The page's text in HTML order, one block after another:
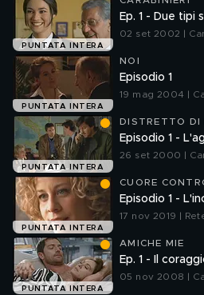
PUNTATA INTERA
Ep. 1 - Due tipi
02 set 2002 |
PUNTATA INTERA
NOI
Episodio 1
19 mag 2004 |
PUNTATA INTERA
DISTRETTO DI
Episodio 1 -
26 set 2000 |
PUNTATA INTERA
CUORE
Episodio 1 -
17 nov 2019 |
PUNTATA INTERA
AMICHE MIE
Ep. 1 - Il
05 nov 2008 |